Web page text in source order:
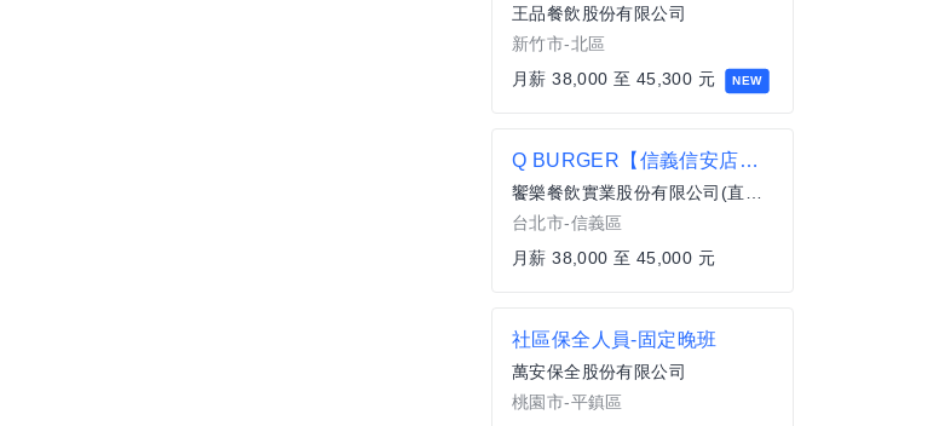
NEW
王品餐飲股份有限公司
新竹市-北區
月薪 38,000 至 45,300 元
Q BURGER【信義信安店】月薪最高45,000 X儲備幹部一頭班X 歡迎轉職、新鮮人加入
饗樂餐飲實業股份有限公司(直營總公司)
台北市-信義區
月薪 38,000 至 45,000 元
社區保全人員-固定晚班
萬安保全股份有限公司
桃園市-平鎮區